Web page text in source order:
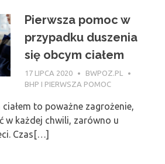
Pierwsza pomoc w
przypadku duszenia
się obcym ciałem
17 LIPCA 2020
BWPOZ.PL
BHP I PIERWSZA POMOC
to poważne zagrożenie,
w każdej chwili, zarówno u
Czas[…]